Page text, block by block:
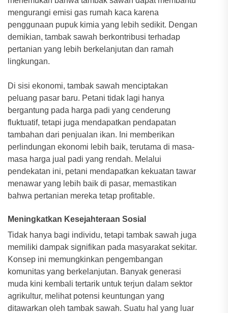
mengurangi emisi gas rumah kaca karena
penggunaan pupuk kimia yang lebih sedikit. Dengan
demikian, tambak sawah berkontribusi terhadap
pertanian yang lebih berkelanjutan dan ramah
lingkungan.
Di sisi ekonomi, tambak sawah menciptakan
peluang pasar baru. Petani tidak lagi hanya
bergantung pada harga padi yang cenderung
fluktuatif, tetapi juga mendapatkan pendapatan
tambahan dari penjualan ikan. Ini memberikan
perlindungan ekonomi lebih baik, terutama di masa-
masa harga jual padi yang rendah. Melalui
pendekatan ini, petani mendapatkan kekuatan tawar
menawar yang lebih baik di pasar, memastikan
bahwa pertanian mereka tetap profitable.
Meningkatkan Kesejahteraan Sosial
Tidak hanya bagi individu, tetapi tambak sawah juga
memiliki dampak signifikan pada masyarakat sekitar.
Konsep ini memungkinkan pengembangan
komunitas yang berkelanjutan. Banyak generasi
muda kini kembali tertarik untuk terjun dalam sektor
agrikultur, melihat potensi keuntungan yang
ditawarkan oleh tambak sawah. Suatu hal yang luar